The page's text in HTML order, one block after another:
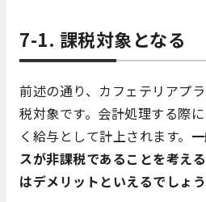
7-1. 課税対象となる
前述の通り、カフェテリアプ
税対象です。会計処理する際
く給与として計上されます。
スが非課税であることを考え
はデメリットといえるでしょう